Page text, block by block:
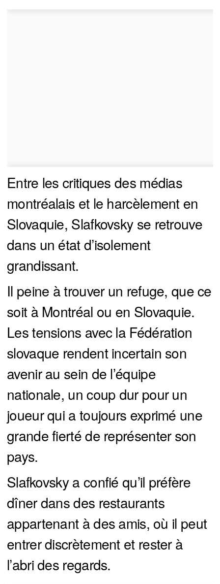
Entre les critiques des médias
montréalais et le harcèlement en
Slovaquie, Slafkovsky se retrouve
dans un état d’isolement
grandissant.
Il peine à trouver un refuge, que ce
soit à Montréal ou en Slovaquie.
Les tensions avec la Fédération
slovaque rendent incertain son
avenir au sein de l’équipe
nationale, un coup dur pour un
joueur qui a toujours exprimé une
grande fierté de représenter son
pays.
Slafkovsky a confié qu’il préfère
dîner dans des restaurants
appartenant à des amis, où il peut
entrer discrètement et rester à
l’abri des regards.